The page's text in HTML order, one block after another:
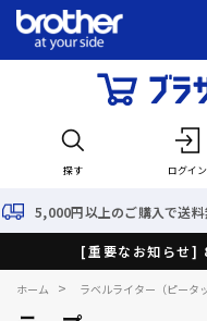
探す ログイン
料無料！
[重要なお知らせ]
ホーム > ラベルライター（ピータッ